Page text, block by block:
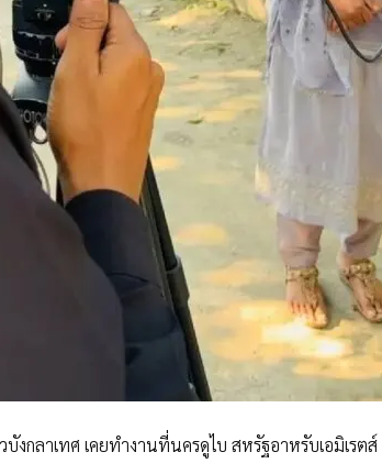
งกลาเทศ เคยทำงานที่นครดูไบ สหรัฐอาหรับเอมิเ